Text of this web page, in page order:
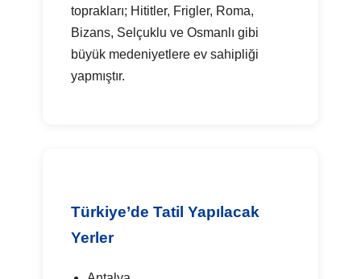
toprakları; Hititler, Frigler, Roma,
Bizans, Selçuklu ve Osmanlı gibi
büyük medeniyetlere ev sahipliği
yapmıştır.
Türkiye’de Tatil Yapılacak
Yerler